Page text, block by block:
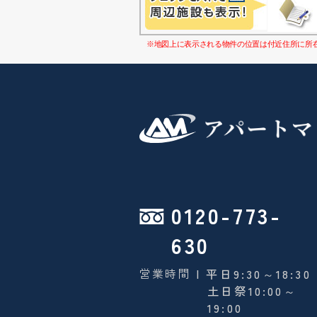
※地図上に表示される物件の位置は付近住所に所
0120-773-
630
営業時間 | 平日9:30～18:30
土日祭10:00～
19:00